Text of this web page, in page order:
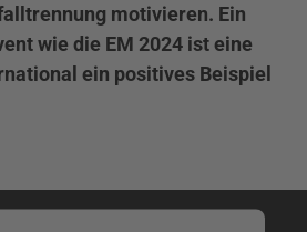
motivieren. Ein
wie die EM 2024 ist eine
ein positives Beispiel